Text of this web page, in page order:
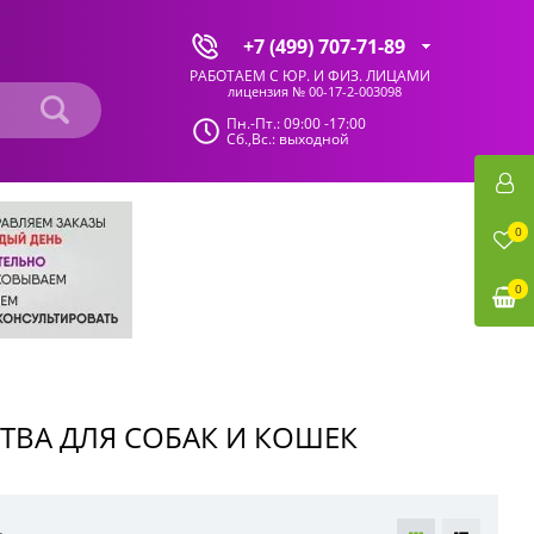
+7 (499) 707-71-89
РАБОТАЕМ С ЮР. И ФИЗ. ЛИЦАМИ
лицензия № 00-17-2-003098
Пн.-Пт.: 09:00 -17:00
Сб.,Вс.: выходной
ДЛЯ СОБАК И КОШЕК
0
0